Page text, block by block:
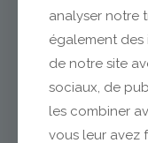
analyser notre
également des
de notre site
sociaux, de
les combiner
vous leur avez